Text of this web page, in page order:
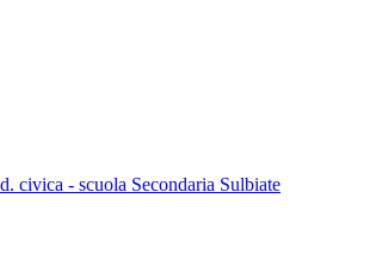
civica - scuola Secondaria Sulbiate